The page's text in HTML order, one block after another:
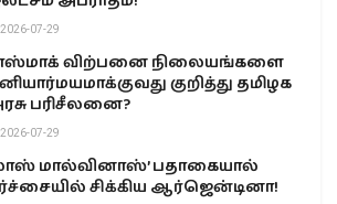
2026-07-29
விற்பனை நிலையங்களை
குறித்து தமிழக
பரிசீலனை?
2026-07-29
மால்வினாஸ்’ பதாகையால்
சிக்கிய ஆர்ஜென்டினா!